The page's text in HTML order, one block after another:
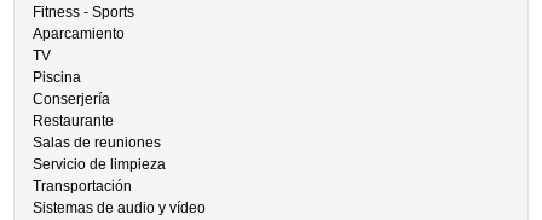
Fitness - Sports
Aparcamiento
TV
Piscina
Conserjería
Restaurante
Salas de reuniones
Servicio de limpieza
Transportación
Sistemas de audio y vídeo